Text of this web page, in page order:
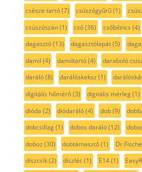
csésze tartó(7) csúszógyűrű(1)
csúszószán(1) cső(36) csőbilincs (4)
dagasztó(13) dagasztólapát(5)
damil (4) damiltartó(4) daraboló
daráló(8) darálóskeksz (1)
digitális hőmérő(3) digitális mérleg(1)
dióda (2) diódaráló(4) dob(9)
dobcsillag(1) dobos daráló(12)
doboz (30) dobtámasztó(1)
díszcsík(2) díszléc(1) E14(1)